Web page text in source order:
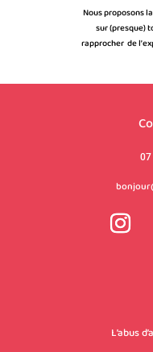
Nous proposons
sur (presque)
rapprocher de
L’abus